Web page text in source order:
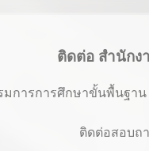
ติดต่อ สำนัก
การการศึกษาขั้นพื้นฐาน
ติดต่อสอบถ